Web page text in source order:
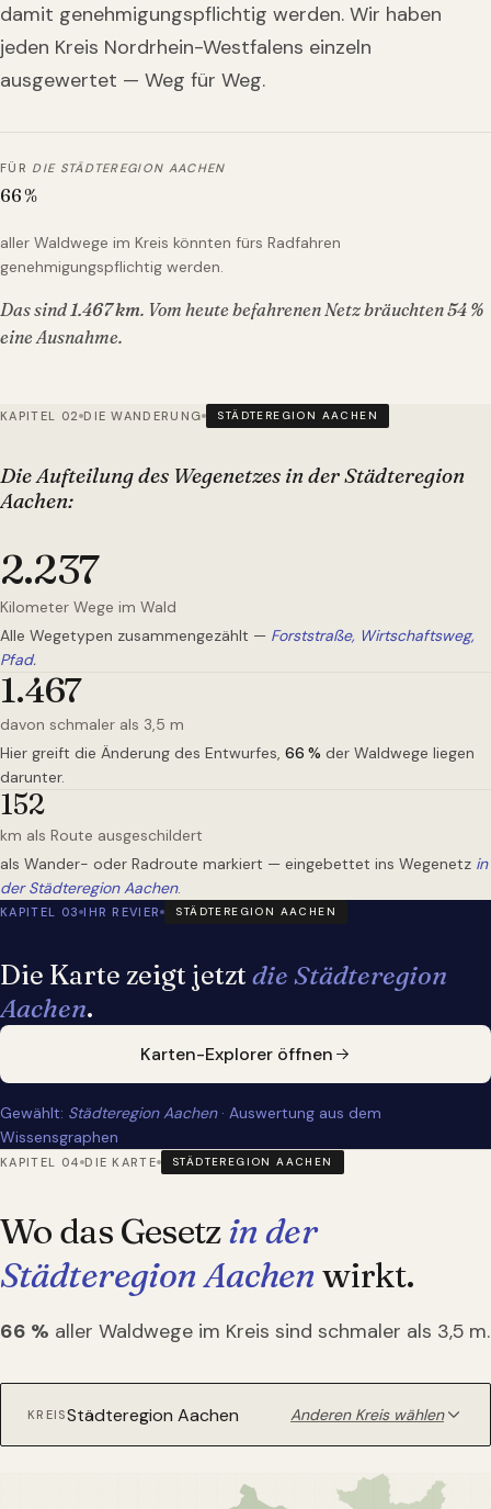
damit genehmigungspflichtig werden. Wir haben
jeden Kreis Nordrhein-Westfalens einzeln
ausgewertet — Weg für Weg.
FÜR DIE STÄDTEREGION AACHEN
66 %
aller Waldwege im Kreis könnten fürs Radfahren
genehmigungspflichtig werden.
Das sind1.467km. Vom heute befahrenen Netz bräuchten54 %
eine Ausnahme.
KAPITEL 02 DIE WANDERUNG STÄDTEREGION AACHEN
Die Aufteilung des Wegenetzes in der Städteregion
Aachen:
2.237
Kilometer Wege im Wald
Alle Wegetypen zusammengezählt — Forststraße, Wirtschaftsweg,
Pfad.
1.467
davon schmaler als 3,5 m
Hier greift die Änderung des Entwurfes, 66 % der Waldwege liegen
darunter.
152
km als Route ausgeschildert
als Wander- oder Radroute markiert — eingebettet ins Wegenetz in
der Städteregion Aachen.
KAPITEL 03 IHR REVIER STÄDTEREGION AACHEN
Die Karte zeigt jetzt die Städteregion
Aachen.
Karten-Explorer öffnen
Gewählt: Städteregion Aachen· Auswertung aus dem
Wissensgraphen
KAPITEL 04 DIE KARTE STÄDTEREGION AACHEN
Wo das Gesetzin der
Städteregion Aachen wirkt.
66 % aller Waldwege im Kreis sind schmaler als 3,5 m.
KREIS Anderen Kreis wählen